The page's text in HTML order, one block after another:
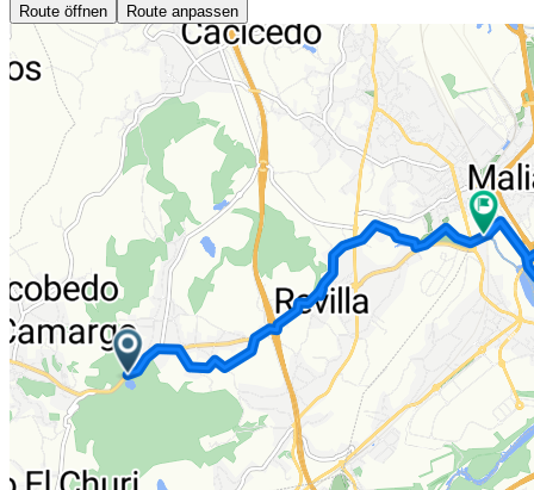
Route öffnen Route anpassen